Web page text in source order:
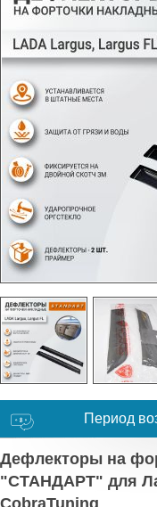
Период
Дефлекторы на
"СТАНДАРТ" для
CobraTuning